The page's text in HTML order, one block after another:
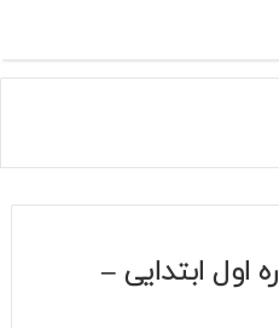
اول ابتدایی –